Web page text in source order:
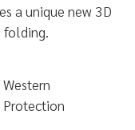
a unique new 3D
folding.
Protection